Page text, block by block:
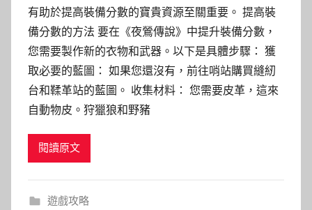
有助於提高裝備分數的寶貴資源至關重要。 提高裝
備分數的方法 要在《夜鶯傳說》中提升裝備分數，
您需要製作新的衣物和武器。以下是具體步驟： 獲
取必要的藍圖： 如果您還沒有，前往哨站購買縫紉
台和鞣革站的藍圖。 收集材料： 您需要皮革，這來
自動物皮。狩獵狼和野豬
閱讀原文
遊戲攻略